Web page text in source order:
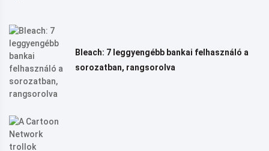
Bleach: 7 leggyengébb bankai felhasználó a
sorozatban, rangsorolva